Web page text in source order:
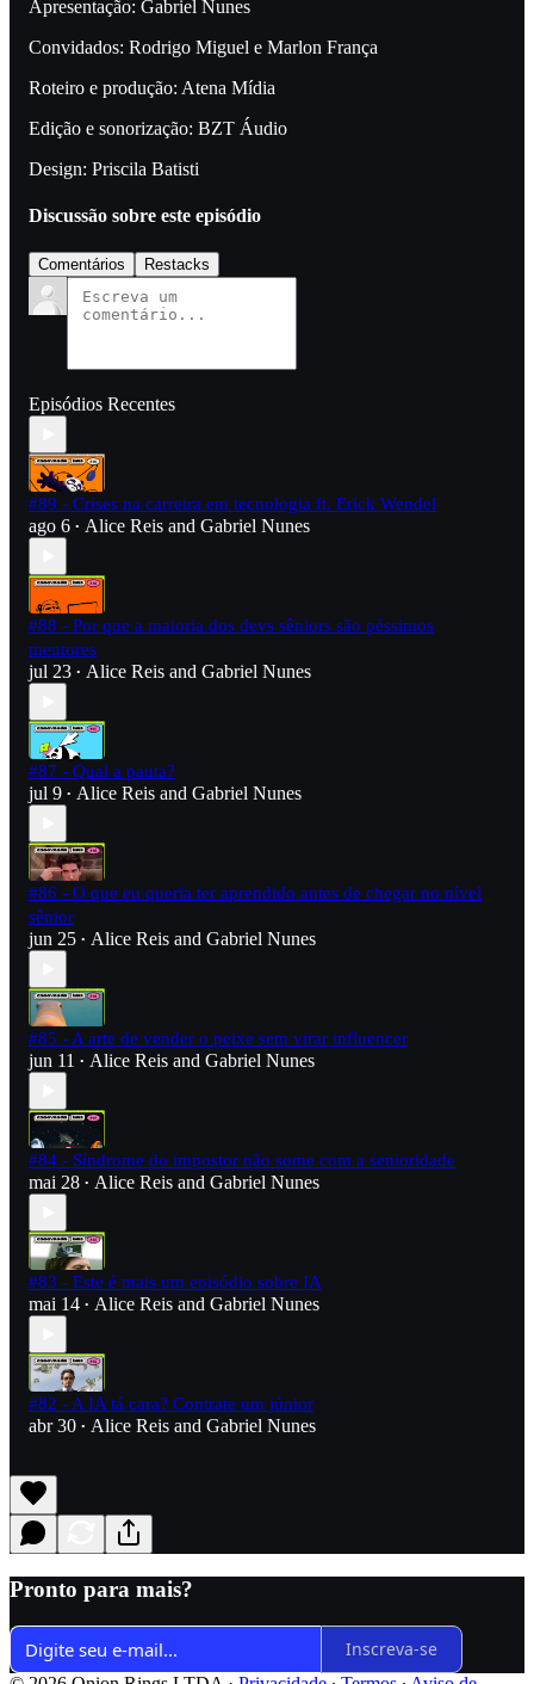
Apresentação: Gabriel Nunes
Convidados: Rodrigo Miguel e Marlon França
Roteiro e produção: Atena Mídia
Edição e sonorização: BZT Áudio
Design: Priscila Batisti
Discussão sobre este episódio
Comentários Restacks
Episódios Recentes
#89 - Crises na carreira em tecnologia ft. Erick Wendel
ago 6 • Alice Reis and Gabriel Nunes
#88 - Por que a maioria dos devs sêniors são péssimos
mentores
jul 23 • Alice Reis and Gabriel Nunes
#87 - Qual a pauta?
jul 9 • Alice Reis and Gabriel Nunes
#86 - O que eu queria ter aprendido antes de chegar no nível
sênior
jun 25 • Alice Reis and Gabriel Nunes
#85 - A arte de vender o peixe sem virar influencer
jun 11 • Alice Reis and Gabriel Nunes
#84 - Síndrome do impostor não some com a senioridade
mai 28 • Alice Reis and Gabriel Nunes
#83 - Este é mais um episódio sobre IA
mai 14 • Alice Reis and Gabriel Nunes
#82 - A IA tá cara? Contrate um júnior
abr 30 • Alice Reis and Gabriel Nunes
Pronto para mais?
Inscreva-se